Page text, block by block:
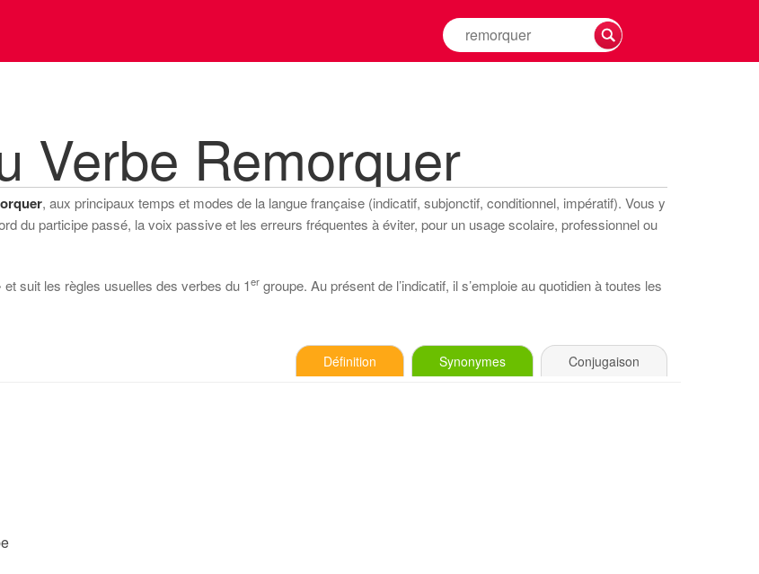
Rechercher
la
Verbe Remorquer
, aux principaux temps et modes de la langue française (indicatif, subjonctif, conditionnel, impératif). Vous y
du participe passé, la voix passive et les erreurs fréquentes à éviter, pour un usage scolaire, professionnel ou
suit les règles usuelles des verbes du 1er groupe. Au présent de l’indicatif, il s’emploie au quotidien à toutes les
Définition Synonymes Conjugaison